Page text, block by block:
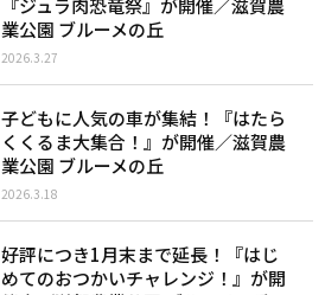
『ジュラ肉恐竜祭』が開催／滋賀農
業公園 ブルーメの丘
2026.3.27
子どもに人気の車が集結！『はたら
くくるま大集合！』が開催／滋賀農
業公園 ブルーメの丘
2026.3.18
好評につき1月末まで延長！『はじ
めてのおつかいチャレンジ！』が開